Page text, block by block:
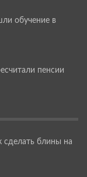
обучение в
пенсии
сделать блины на